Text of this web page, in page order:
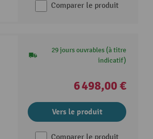
Comparer le produit
29 jours ouvrables (à titre
indicatif)
6 498,00 €
Vers le produit